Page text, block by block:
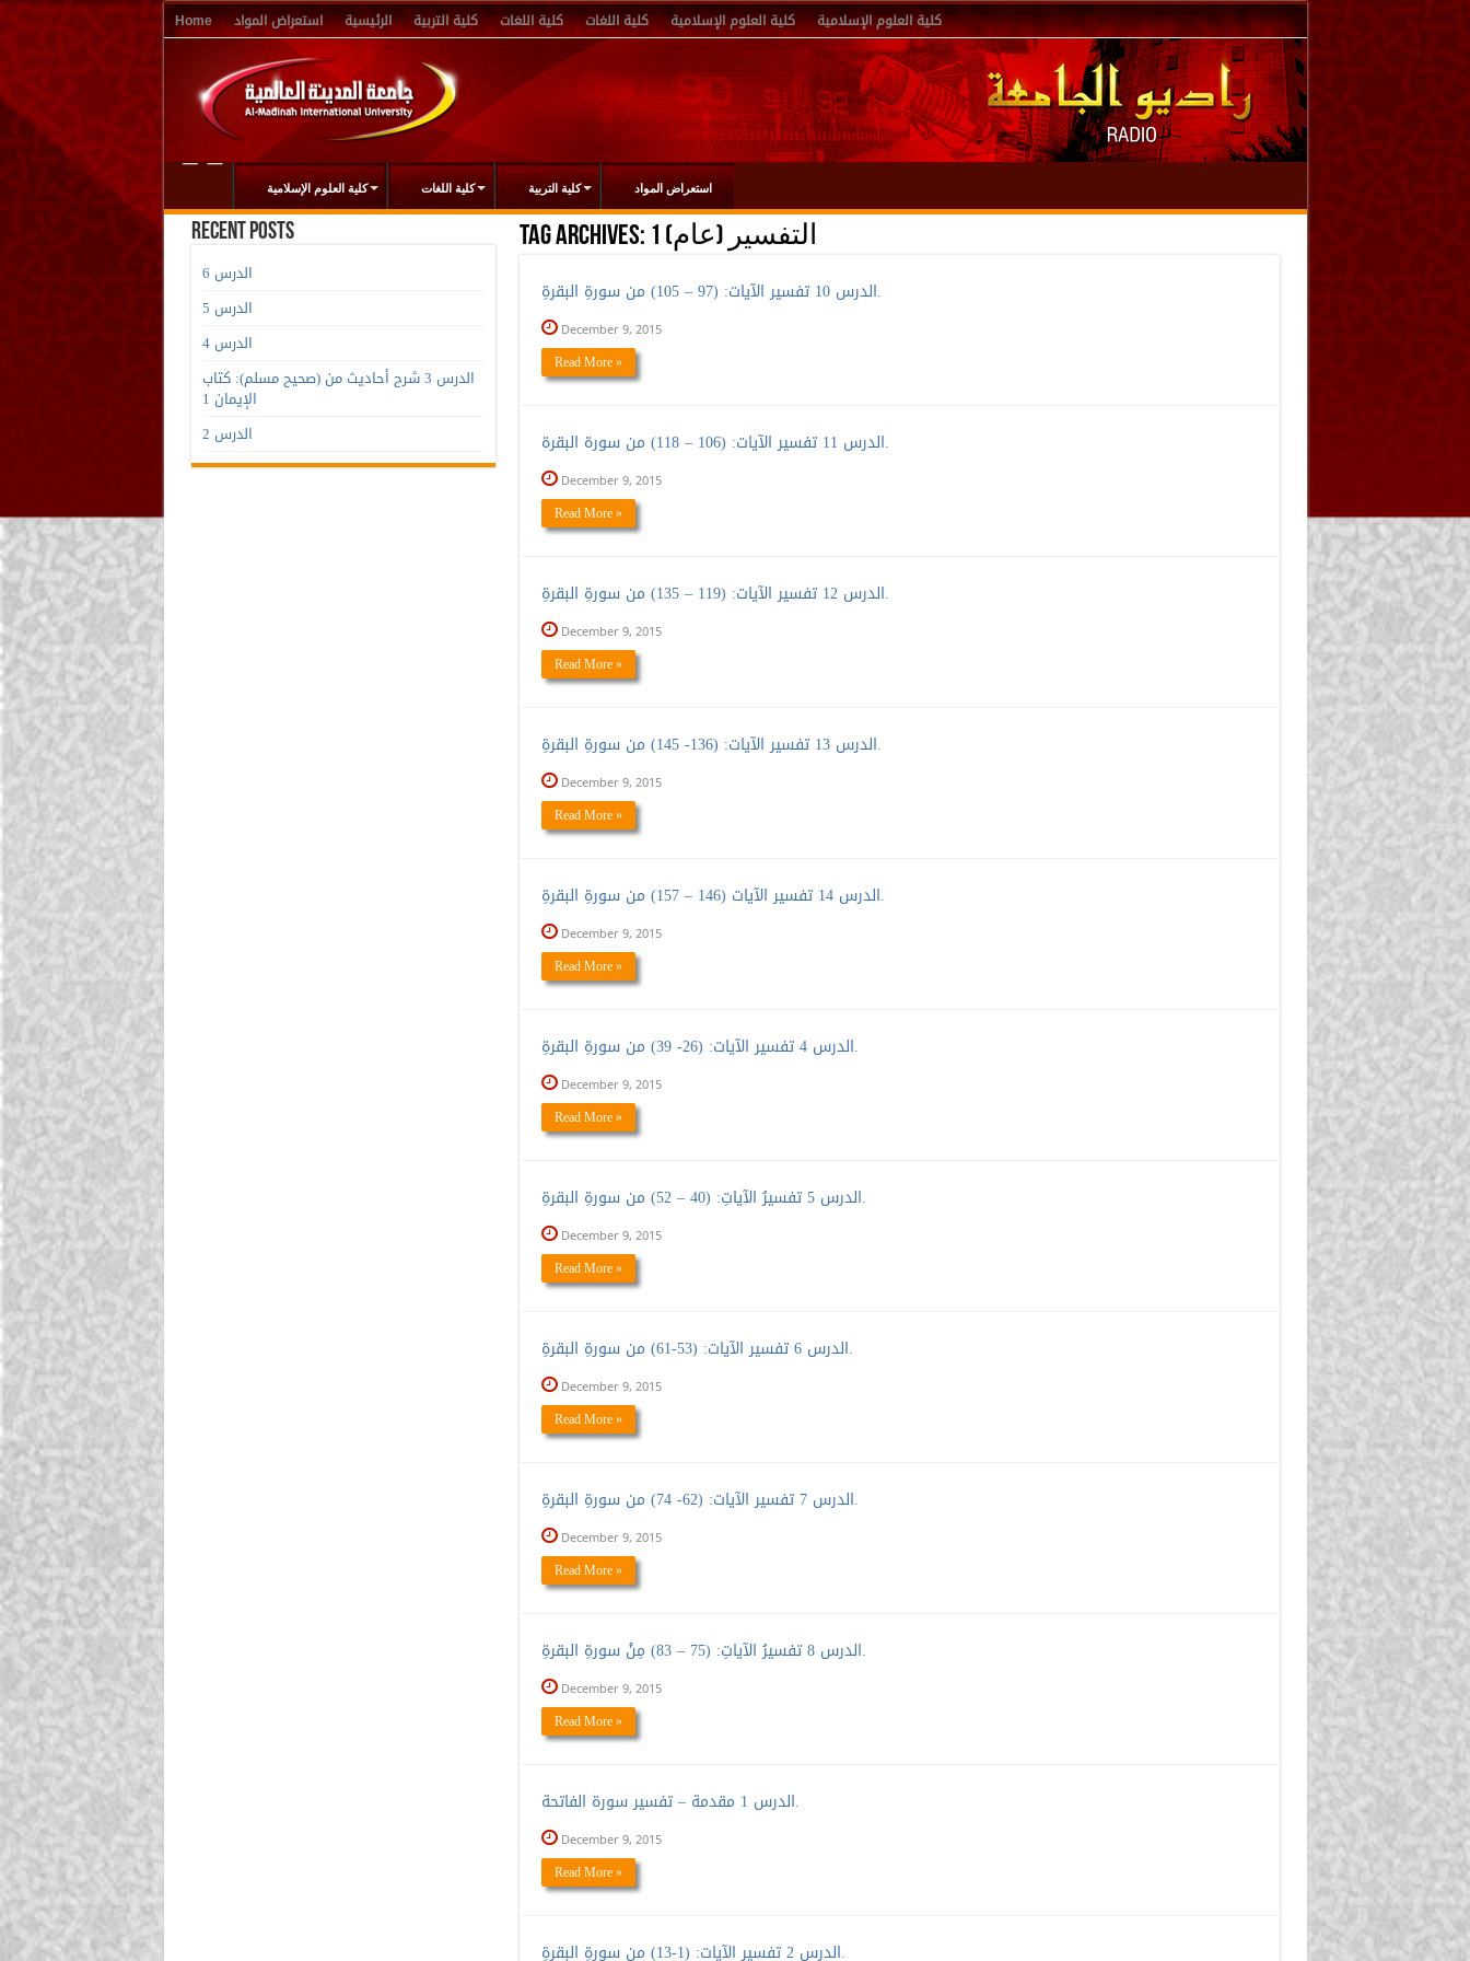
Home استعراض المواد الرئيسية كلية التربية كلية اللغات كلية اللغات كلية العلوم الإسلامية كلية العلوم الإسلامية
كلية العلوم الإسلامية كلية اللغات كلية التربية استعراض المواد
Tag Archives:
التفسير (عام) 1
الدرس 10 تفسير الآيات: (97 – 105) من سورةِ البقرةِ.
December 9, 2015
Read More »
الدرس 11 تفسير الآيات: (106 – 118) من سورة البقرة.
December 9, 2015
Read More »
الدرس 12 تفسير الآيات: (119 – 135) من سورةِ البقرةِ.
December 9, 2015
Read More »
الدرس 13 تفسير الآيات: (136- 145) من سورةِ البقرةِ.
December 9, 2015
Read More »
الدرس 14 تفسير الآيات (146 – 157) من سورةِ البقرةِ.
December 9, 2015
Read More »
الدرس 4 تفسير الآيات: (26- 39) من سورةِ البقرةِ.
December 9, 2015
Read More »
الدرس 5 تفسيرُ الآياتِ: (40 – 52) من سورةِ البقرةِ.
December 9, 2015
Read More »
الدرس 6 تفسير الآيات: (53-61) من سورةِ البقرةِ.
December 9, 2015
Read More »
الدرس 7 تفسير الآيات: (62- 74) من سورةِ البقرةِ.
December 9, 2015
Read More »
الدرس 8 تفسيرُ الآياتِ: (75 – 83) مِنْ سورةِ البقرةِ.
December 9, 2015
Read More »
الدرس 1 مقدمة – تفسير سورة الفاتحة.
December 9, 2015
Read More »
الدرس 2 تفسير الآيات: (1-13) من سورةِ البقرةِ.
Recent Posts
الدرس 6
الدرس 5
الدرس 4
الدرس 3 شرح أحاديث من (صحيح مسلم): كتاب
الإيمان 1
الدرس 2